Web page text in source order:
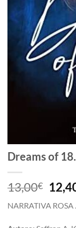
Dreams of
13,00€
Il
era:
NARRATIVA